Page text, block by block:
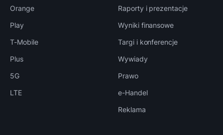
Orange
Play
T-Mobile
Plus
5G
LTE
Raporty i prezentacje
Wyniki finansowe
Targi i konferencje
Wywiady
Prawo
e-Handel
Reklama